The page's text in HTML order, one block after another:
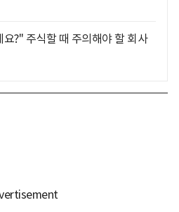
?" 주식할 때 주의해야 할 회사